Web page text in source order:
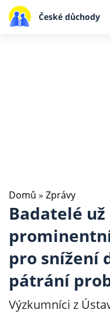
České důchody
Domů » Zprávy
Badatelé už
pro snížení
pátrání
Výzkumníci z